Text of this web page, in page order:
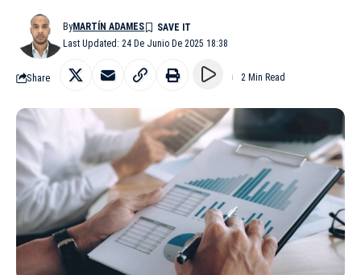
Last Updated: 24 De Junio De 2025 18:38
ByMARTÍN ADAMES
Share 2 Min Read